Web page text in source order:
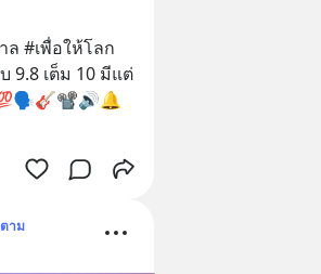
#เพื่อให้โลก
9.8 เต็ม 10 มีแต่
าม